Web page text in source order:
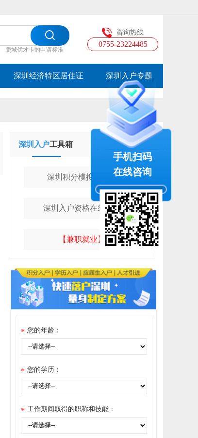
鹏城优才卡的申请标准
咨询热线
0755-23224485
深圳经济特区居住证 深圳入户专题
深圳入户工具箱 学历提升工具箱
深圳积分模拟计算器
深圳入户资格在线测评
【兼职就业】
* 您的年龄：
* 您的学历：
* 工作期间取得的职称和技能：
手机扫码
在线咨询